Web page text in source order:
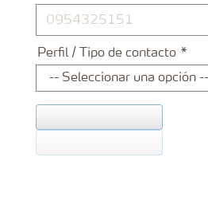
Perfil / Tipo de contacto